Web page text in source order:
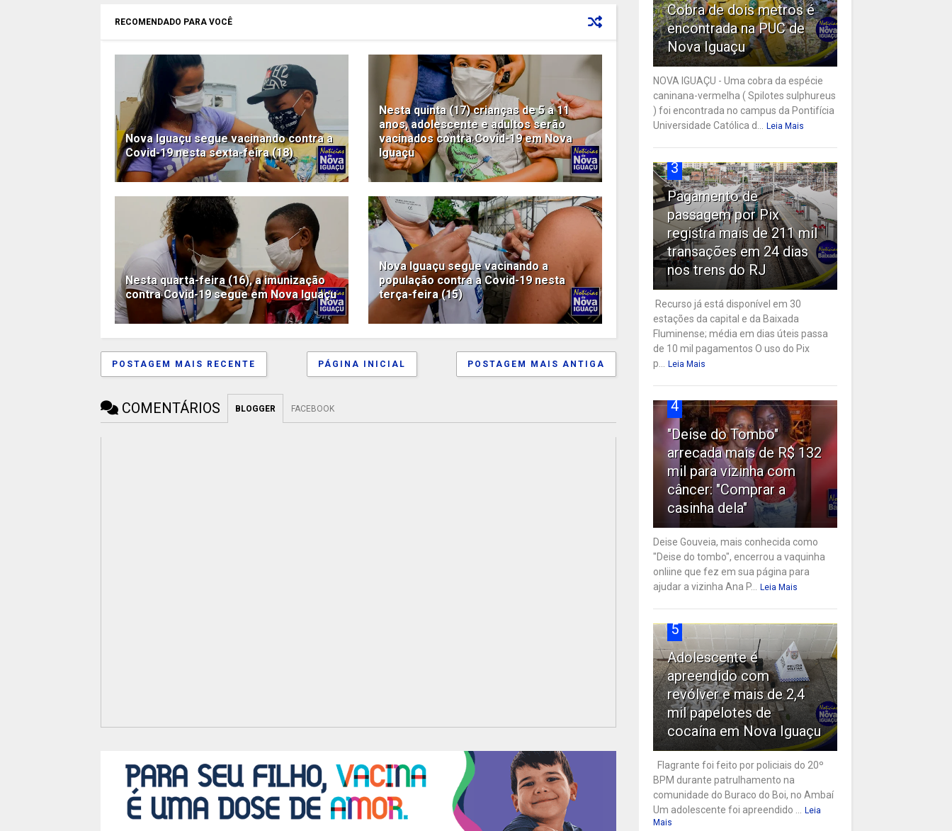
RECOMENDADO PARA VOCÊ
Nova Iguaçu segue vacinando contra a
Covid-19 nesta sexta-feira (18)
Nesta quinta (17) crianças de 5 a 11
anos, adolescente e adultos serão
vacinados contra Covid-19 em Nova
Iguaçu
Nesta quarta-feira (16), a imunização
contra Covid-19 segue em Nova Iguaçu
Nova Iguaçu segue vacinando a
população contra a Covid-19 nesta
terça-feira (15)
POSTAGEM MAIS RECENTE POSTAGEM MAIS ANTIGA
PÁGINA INICIAL
COMENTÁRIOS BLOGGER FACEBOOK
Cobra de dois metros é
encontrada na PUC de
Nova Iguaçu
NOVA IGUAÇU - Uma cobra da espécie
caninana-vermelha ( Spilotes sulphureus
) foi encontrada no campus da Pontifícia
Universidade Católica d...
Leia Mais
3
Pagamento de
passagem por Pix
registra mais de 211 mil
transações em 24 dias
nos trens do RJ
Recurso já está disponível em 30
estações da capital e da Baixada
Fluminense; média em dias úteis passa
de 10 mil pagamentos O uso do Pix
p...
Leia Mais
4
"Deise do Tombo"
arrecada mais de R$ 132
mil para vizinha com
câncer: "Comprar a
casinha dela"
Deise Gouveia, mais conhecida como
"Deise do tombo", encerrou a vaquinha
onliine que fez em sua página para
ajudar a vizinha Ana P...
Leia Mais
5
Adolescente é
apreendido com
revólver e mais de 2,4
mil papelotes de
cocaína em Nova Iguaçu
Flagrante foi feito por policiais do 20º
BPM durante patrulhamento na
comunidade do Buraco do Boi, no Ambaí
Um adolescente foi apreendido ...
Leia
Mais